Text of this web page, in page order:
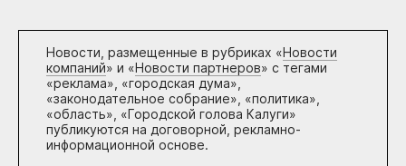
Новости, размещенные в рубриках «Новости
компаний» и «Новости партнеров» с тегами
«реклама», «городская дума»,
«законодательное собрание», «политика»,
«область», «Городской голова Калуги»
публикуются на договорной, рекламно-
информационной основе.